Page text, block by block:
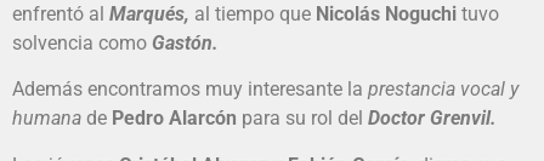
enfrentó al Marqués, al tiempo que Nicolás Noguchi tuvo
solvencia como Gastón.
Además encontramos muy interesante la prestancia vocal y
humana de Pedro Alarcón para su rol del Doctor Grenvil.